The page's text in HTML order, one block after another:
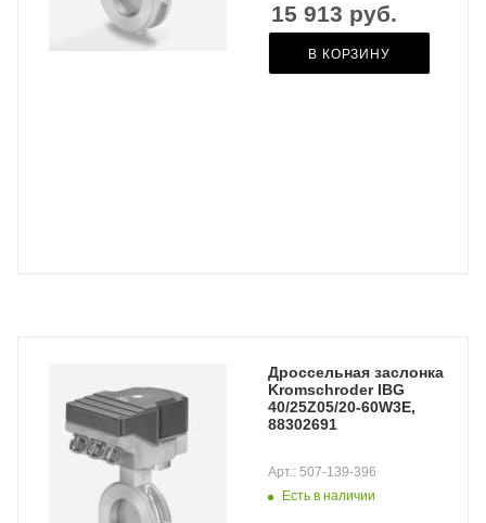
15 913 руб.
В КОРЗИНУ
Дроссельная заслонка
Kromschroder IBG
40/25Z05/20-60W3E,
88302691
Есть в наличии
Арт.: 507-139-396